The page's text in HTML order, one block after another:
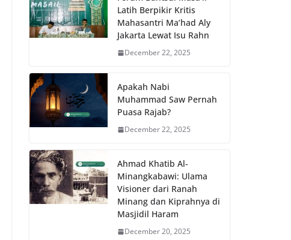
Latih Berpikir Kritis
Mahasantri Ma’had Aly
Jakarta Lewat Isu Rahn
December 22, 2025
Apakah Nabi
Muhammad Saw Pernah
Puasa Rajab?
December 22, 2025
Ahmad Khatib Al-
Minangkabawi: Ulama
Visioner dari Ranah
Minang dan Kiprahnya di
Masjidil Haram
December 20, 2025